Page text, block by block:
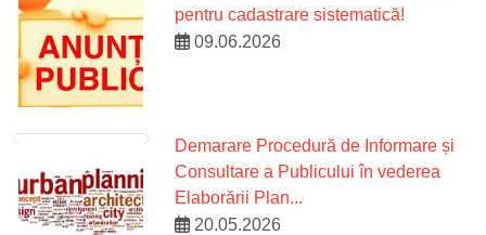
pentru cadastrare sistematică!
09.06.2026
Demarare Procedură de Informare și
Consultare a Publicului în vederea
Elaborării Plan...
20.05.2026